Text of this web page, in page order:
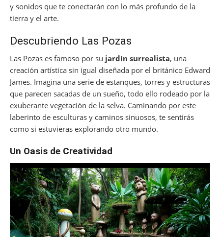
y sonidos que te conectarán con lo más profundo de la
tierra y el arte.
Descubriendo Las Pozas
Las Pozas es famoso por su jardín surrealista, una
creación artística sin igual diseñada por el británico Edward
James. Imagina una serie de estanques, torres y estructuras
que parecen sacadas de un sueño, todo ello rodeado por la
exuberante vegetación de la selva. Caminando por este
laberinto de esculturas y caminos sinuosos, te sentirás
como si estuvieras explorando otro mundo.
Un Oasis de Creatividad